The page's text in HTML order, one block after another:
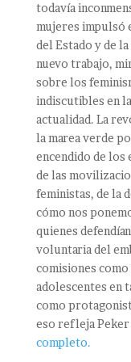
todavía
mujeres impulsó
del Estado y de
nuevo trabajo,
sobre los
indiscutibles en
actualidad. La
la marea verde
encendido de los
de las
feministas, de la
cómo nos
quienes
voluntaria del
comisiones
adolescentes en
como
eso refleja Peker
completo.